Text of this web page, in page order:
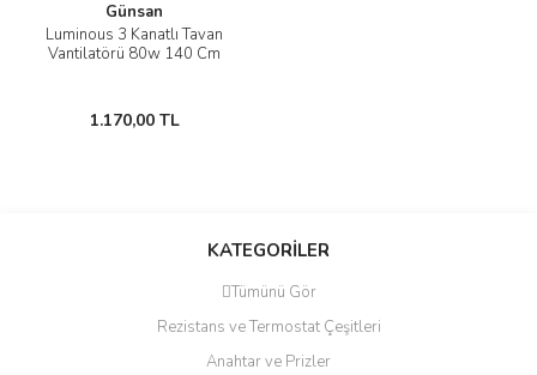
Günsan
Luminous 3 Kanatlı Tavan
Vantilatörü 80w 140 Cm
1.170,00 TL
KATEGORİLER
Tümünü Gör
Rezistans ve Termostat Çeşitleri
Anahtar ve Prizler